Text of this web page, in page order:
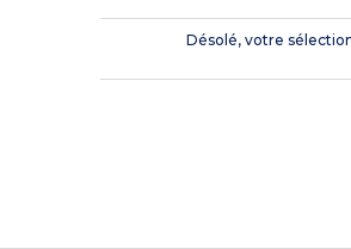
Désolé, votre